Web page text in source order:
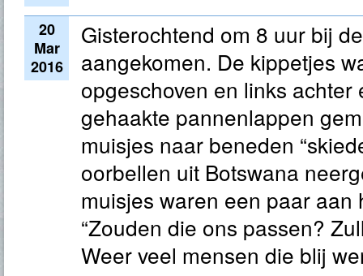
20
Mar
2016
Gisterochtend om 8 uur bij
aangekomen. De kippetjes
opgeschoven en links achter
gehaakte pannenlappen
muisjes naar beneden
oorbellen uit Botswana
muisjes waren een paar aan
“Zouden die ons passen?
Weer veel mensen die blij